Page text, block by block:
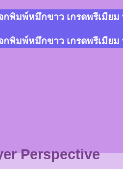
พิมพ์หมึกขาว เกรดพรีเมียม
พิมพ์หมึกขาว เกรดพรีเมียม
Perspective